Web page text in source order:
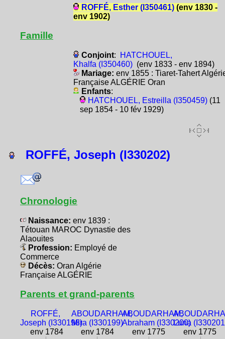
ROFFÉ, Esther (I350461)(env 1830 -
env 1902)
Famille
Conjoint:
HATCHOUEL,
Khalfa (I350460)(env 1833 - env 1894)
Mariage: env 1855 : Tiaret-Tahert
Française ALGÉRIE Oran
Enfants:
HATCHOUEL, Estreilla (I350459)(11
sep 1854 - 10 fév 1929)
ROFFÉ, Joseph (I330202)
Chronologie
Naissance: env 1839 :
Tétouan MAROC Dynastie des
Alaouites
Profession: Employé de
Commerce
Décès: Oran Algérie
Française ALGÉRIE
Parents et grand-parents
ROFFÉ,
Joseph (I330198)
env 1784
ABOUDARHAM,
Mira (I330199)
env 1784
ABOUDARHAM,
Abraham (I330200)
env 1775
Luna
env 1775